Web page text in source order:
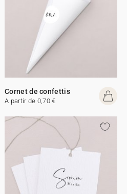
Cornet de confettis
A partir de 0,70 €